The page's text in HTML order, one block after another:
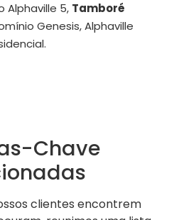
Alphaville 5, Tamboré
Genesis, Alphaville
Chave
clientes encontrem